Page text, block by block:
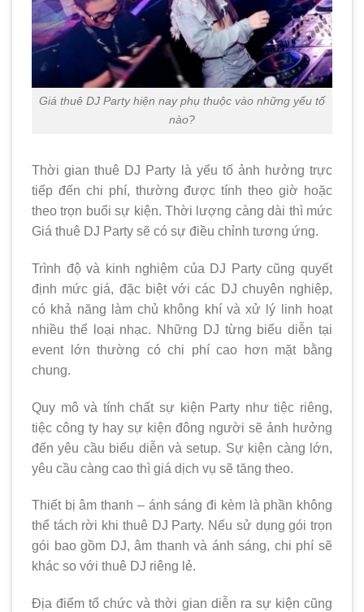
Giá thuê DJ Party hiện nay phụ thuộc vào những yếu tố
nào?
Thời gian thuê DJ Party là yếu tố ảnh hưởng trực
tiếp đến chi phí, thường được tính theo giờ hoặc
theo trọn buổi sự kiện. Thời lượng càng dài thì mức
Giá thuê DJ Party sẽ có sự điều chỉnh tương ứng.
Trình độ và kinh nghiệm của DJ Party cũng quyết
định mức giá, đặc biệt với các DJ chuyên nghiệp,
có khả năng làm chủ không khí và xử lý linh hoạt
nhiều thể loại nhạc. Những DJ từng biểu diễn tại
event lớn thường có chi phí cao hơn mặt bằng
chung.
Quy mô và tính chất sự kiện Party như tiệc riêng,
tiệc công ty hay sự kiện đông người sẽ ảnh hưởng
đến yêu cầu biểu diễn và setup. Sự kiện càng lớn,
yêu cầu càng cao thì giá dịch vụ sẽ tăng theo.
Thiết bị âm thanh – ánh sáng đi kèm là phần không
thể tách rời khi thuê DJ Party. Nếu sử dụng gói trọn
gói bao gồm DJ, âm thanh và ánh sáng, chi phí sẽ
khác so với thuê DJ riêng lẻ.
Địa điểm tổ chức và thời gian diễn ra sự kiện cũng